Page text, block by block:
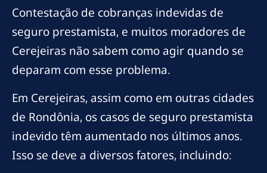
Contestação de cobranças indevidas de
seguro prestamista, e muitos moradores de
Cerejeiras não sabem como agir quando se
deparam com esse problema.
Em Cerejeiras, assim como em outras cidades
de Rondônia, os casos de seguro prestamista
indevido têm aumentado nos últimos anos.
Isso se deve a diversos fatores, incluindo: